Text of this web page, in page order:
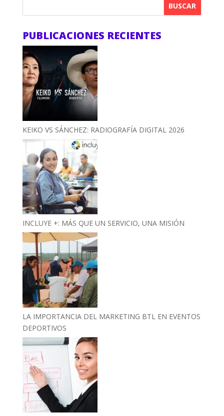
BUSCAR
PUBLICACIONES RECIENTES
KEIKO VS SÁNCHEZ: RADIOGRAFÍA DIGITAL 2026
INCLUYE +: MÁS QUE UN SERVICIO, UNA MISIÓN
LA IMPORTANCIA DEL MARKETING BTL EN EVENTOS
DEPORTIVOS